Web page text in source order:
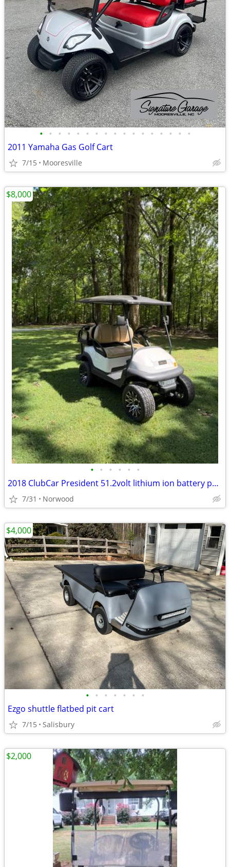
• • • • • • • • • • • • • • • • •
2011 Yamaha Gas Golf Cart
7/15 Mooresville
• • • • • •
2018 ClubCar President 51.2volt lithium ion battery pack.
7/31 Norwood
$8,000
• • • • • • •
Ezgo shuttle flatbed pit cart
7/15 Salisbury
$4,000
$2,000